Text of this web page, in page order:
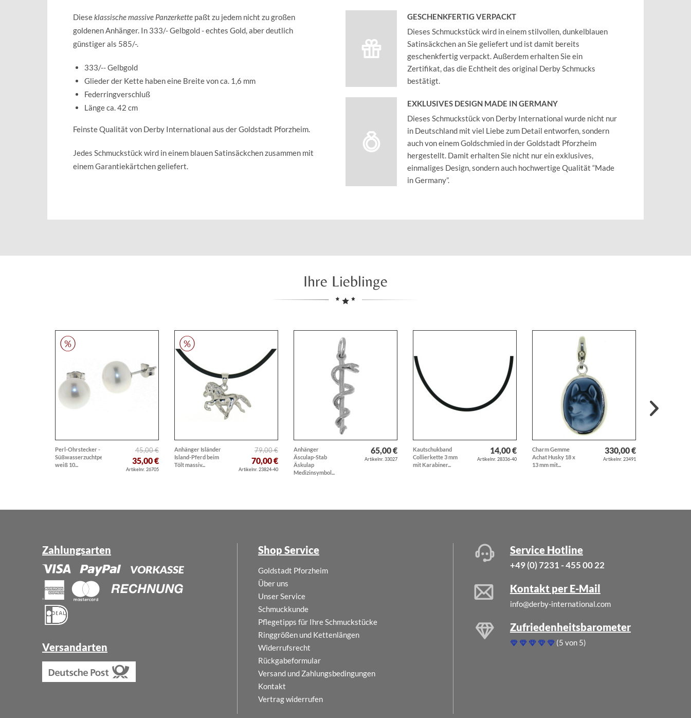
Diese klassische massive Panzerkette paßt zu jedem nicht zu großen
goldenen Anhänger. In 333/- Gelbgold - echtes Gold, aber deutlich
günstiger als 585/-.
333/-- Gelbgold
Glieder der Kette haben eine Breite von ca. 1,6 mm
Federringverschluß
Länge ca. 42 cm
Feinste Qualität von Derby International aus der Goldstadt Pforzheim.
Jedes Schmuckstück wird in einem blauen Satinsäckchen zusammen mit
einem Garantiekärtchen geliefert.
GESCHENKFERTIG VERPACKT
Dieses Schmuckstück wird in einem stilvollen, dunkelblauen
Satinsäckchen an Sie geliefert und ist damit bereits
geschenkfertig verpackt. Außerdem erhalten Sie ein
Zertifikat, das die Echtheit des original Derby Schmucks
bestätigt.
EXKLUSIVES DESIGN MADE IN GERMANY
Dieses Schmuckstück von Derby International wurde nicht nur
in Deutschland mit viel Liebe zum Detail entworfen, sondern
auch von einem Goldschmied in der Goldstadt Pforzheim
hergestellt. Damit erhalten Sie nicht nur ein exklusives,
einmaliges Design, sondern auch hochwertige Qualität “Made
in Germany”.
Ihre Lieblinge
Perl-Ohrstecker -
Süßwasserzuchtperlen
weiß 10...
45,00 €
35,00 €
Artikelnr. 26705
Anhänger Isländer
Island-Pferd beim
Tölt massiv...
79,00 €
70,00 €
Artikelnr. 23824-40
Anhänger
Äsculap-Stab
Äskulap
Medizinsymbol...
65,00 €
Artikelnr. 33027
Kautschukband
Collierkette 3 mm
mit Karabiner...
14,00 €
Artikelnr. 28336-40
Charm Gemme
Achat Husky 18 x
13 mm mit...
330,00 €
Artikelnr. 23491
Zahlungsarten
Versandarten
Shop Service
Goldstadt Pforzheim
Über uns
Unser Service
Schmuckkunde
Pflegetipps für Ihre Schmuckstücke
Ringgrößen und Kettenlängen
Widerrufsrecht
Rückgabeformular
Versand und Zahlungsbedingungen
Kontakt
Vertrag widerrufen
Service Hotline
+49 (0) 7231 - 455 00 22
Kontakt per E-Mail
info@derby-international.com
Zufriedenheitsbarometer
(5 von 5)